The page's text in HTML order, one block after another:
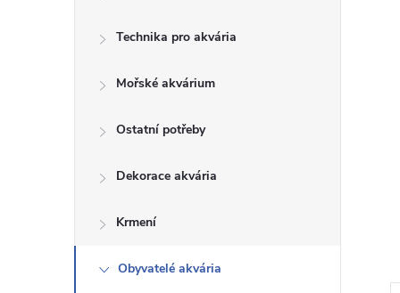
Technika pro akvária
Mořské akvárium
Ostatní potřeby
Dekorace akvária
Krmení
Obyvatelé akvária